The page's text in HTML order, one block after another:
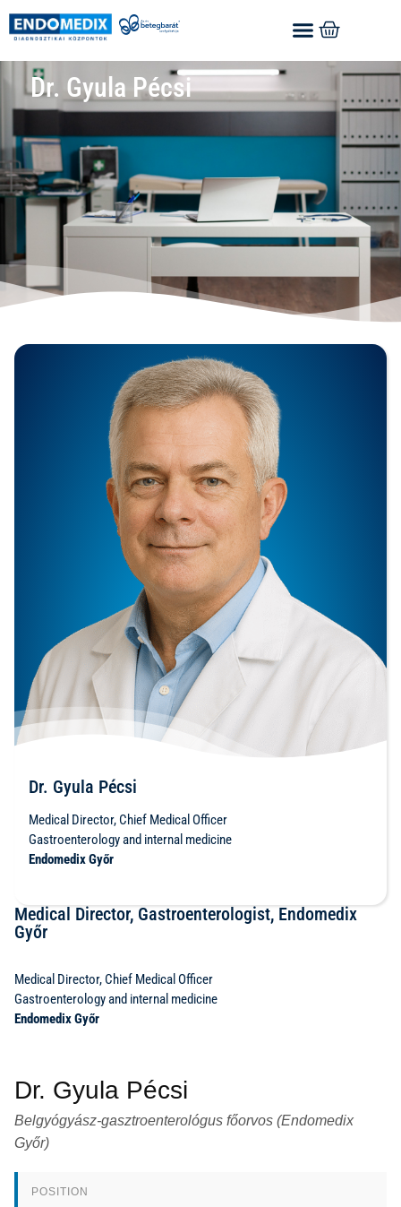
Dr. Gyula Pécsi
Dr. Gyula Pécsi
Medical Director, Chief Medical Officer
Gastroenterology and internal medicine
Endomedix Győr
Medical Director, Gastroenterologist, Endomedix
Győr
Medical Director, Chief Medical Officer
Gastroenterology and internal medicine
Endomedix Győr
Dr. Gyula Pécsi
Belgyógyász-gasztroenterológus főorvos (Endomedix
Győr)
POSITION